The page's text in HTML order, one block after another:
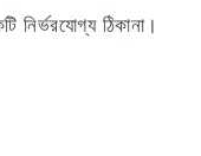
নির্ভরযোগ্য ঠিকানা।